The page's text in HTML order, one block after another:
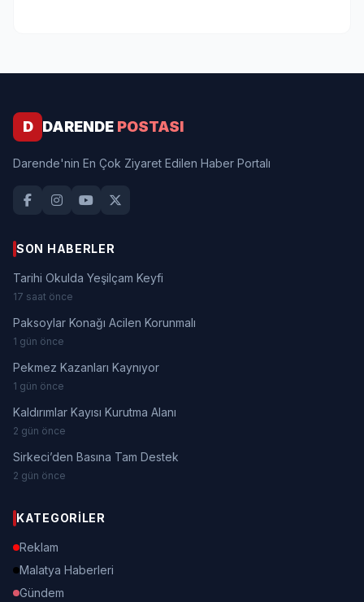
D DARENDE POSTASI
Darende'nin En Çok Ziyaret Edilen Haber Portalı
SON HABERLER
Tarihi Okulda Yeşilçam Keyfi
17 saat önce
Paksoylar Konağı Acilen Korunmalı
1 gün önce
Pekmez Kazanları Kaynıyor
1 gün önce
Kaldırımlar Kayısı Kurutma Alanı
2 gün önce
Sirkeci’den Basına Tam Destek
2 gün önce
KATEGORILER
Reklam
Malatya Haberleri
Gündem